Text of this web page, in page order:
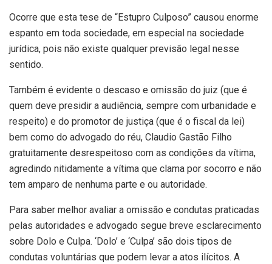
Ocorre que esta tese de “Estupro Culposo” causou enorme
espanto em toda sociedade, em especial na sociedade
jurídica, pois não existe qualquer previsão legal nesse
sentido.
Também é evidente o descaso e omissão do juiz (que é
quem deve presidir a audiência, sempre com urbanidade e
respeito) e do promotor de justiça (que é o fiscal da lei)
bem como do advogado do réu, Claudio Gastão Filho
gratuitamente desrespeitoso com as condições da vítima,
agredindo nitidamente a vítima que clama por socorro e não
tem amparo de nenhuma parte e ou autoridade.
Para saber melhor avaliar a omissão e condutas praticadas
pelas autoridades e advogado segue breve esclarecimento
sobre Dolo e Culpa. ‘Dolo’ e ‘Culpa’ são dois tipos de
condutas voluntárias que podem levar a atos ilícitos. A